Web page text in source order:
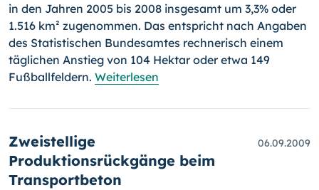
in den Jahren 2005 bis 2008 insgesamt um 3,3% oder
1.516 km² zugenommen. Das entspricht nach Angaben
des Statistischen Bundesamtes rechnerisch einem
täglichen Anstieg von 104 Hektar oder etwa 149
Fußballfeldern. Weiterlesen
Zweistellige
Produktionsrückgänge beim
Transportbeton
06.09.2009